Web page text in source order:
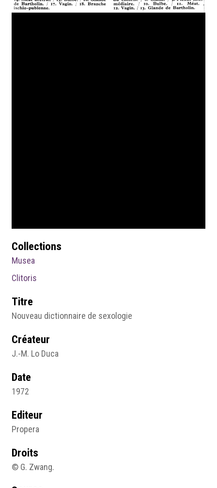
Collections
Musea
Clitoris
Titre
Nouveau dictionnaire de sexologie
Créateur
J.-M. Lo Duca
Date
1972
Editeur
Propera
Droits
© G. Zwang.